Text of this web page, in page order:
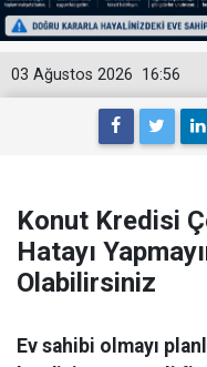
16:56
03 Ağustos 2026
Konut Kredisi
Hatayı
Olabilirsiniz
Ev sahibi olmayı